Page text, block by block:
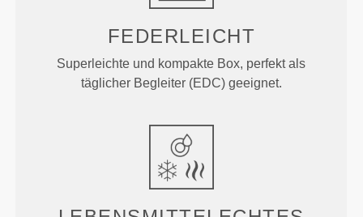
FEDERLEICHT
Superleichte und kompakte Box, perfekt als
täglicher Begleiter (EDC) geeignet.